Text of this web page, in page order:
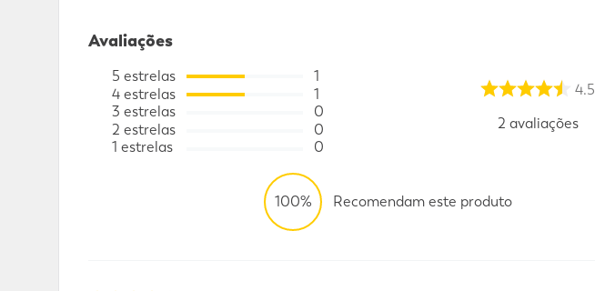
Avaliações
5 estrelas
4estrelas
3 estrelas
2 estrelas
1 estrelas
1
1
0
0
0
4.5
2 avaliações
100% Recomendam este produto